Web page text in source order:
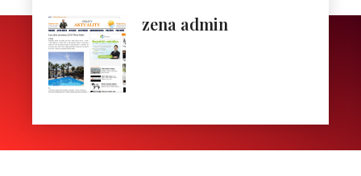
zena admin